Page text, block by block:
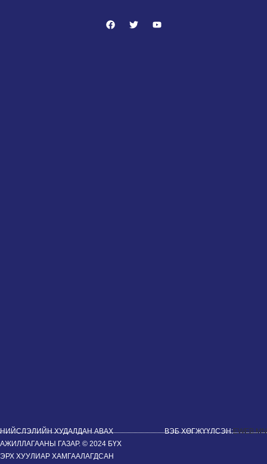
НИЙСЛЭЛИЙН ХУДАЛДАН АВАХ
АЖИЛЛАГААНЫ ГАЗАР. © 2024 БҮХ
ЭРХ ХУУЛИАР ХАМГААЛАГДСАН
ВЭБ ХӨГЖҮҮЛСЭН:EWEB.MN